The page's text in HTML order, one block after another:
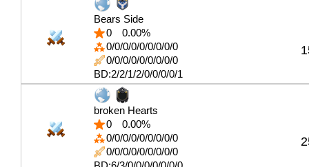
Bears Side
0
0.00%
0/0/0/0/0/0/0/0/0
0/0/0/0/0/0/0/0/0
BD:2/2/1/2/0/0/0/0/1
broken Hearts
0
0.00%
0/0/0/0/0/0/0/0/0
0/0/0/0/0/0/0/0/0